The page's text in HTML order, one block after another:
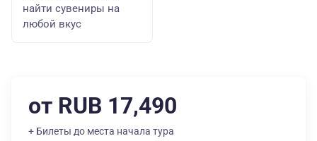
найти сувениры на
любой вкус
от RUB 17,490
+ Билеты до места начала тура